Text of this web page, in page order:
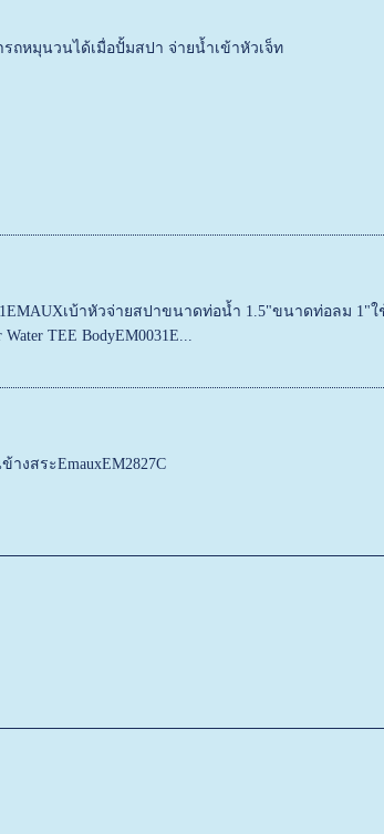
ถหมุนวนได้เมื่อปั้มสปา จ่ายน้ำเข้าหัวเจ็ท
เบ้าหัวจ่ายสปาขนาดท่อน้ำ 1.5"ขนาดท่อลม 1"
TEE BodyEM0031E...
งสระEmauxEM2827C